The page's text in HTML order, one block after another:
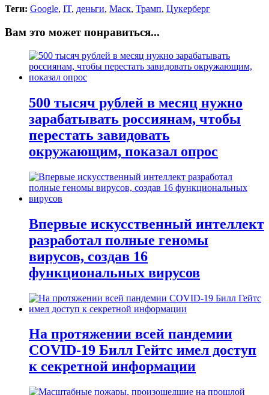
Теги: Google, IT, деньги, Маск, Трамп, Цукерберг
Вам это может понравиться...
500 тысяч рублей в месяц нужно
зарабатывать россиянам, чтобы
перестать завидовать
окружающим, показал опрос
Впервые искусственный интеллект
разработал полные геномы
вирусов, создав 16
функциональных вирусов
На протяжении всей пандемии
COVID-19 Билл Гейтс имел доступ
к секретной информации